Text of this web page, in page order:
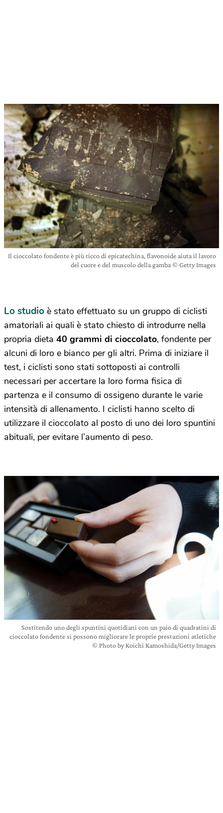
Il cioccolato fondente è più ricco di epicatechina, flavonoide aiuta il lavoro
del cuore e del muscolo della gamba © Getty Images
Lo studio è stato effettuato su un gruppo di ciclisti
amatoriali ai quali è stato chiesto di introdurre nella
propria dieta 40 grammi di cioccolato, fondente per
alcuni di loro e bianco per gli altri. Prima di iniziare il
test, i ciclisti sono stati sottoposti ai controlli
necessari per accertare la loro forma fisica di
partenza e il consumo di ossigeno durante le varie
intensità di allenamento. I ciclisti hanno scelto di
utilizzare il cioccolato al posto di uno dei loro spuntini
abituali, per evitare l’aumento di peso.
Sostitendo uno degli spuntini quotidiani con un paio di quadratini di
cioccolato fondente si possono migliorare le proprie prestazioni atletiche
© Photo by Koichi Kamoshida/Getty Images